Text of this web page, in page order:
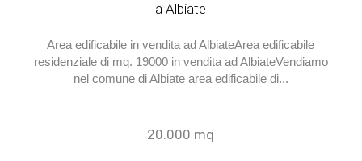
a Albiate
Area edificabile in vendita ad AlbiateArea edificabile
residenziale di mq. 19000 in vendita ad AlbiateVendiamo
nel comune di Albiate area edificabile di...
20.000 mq